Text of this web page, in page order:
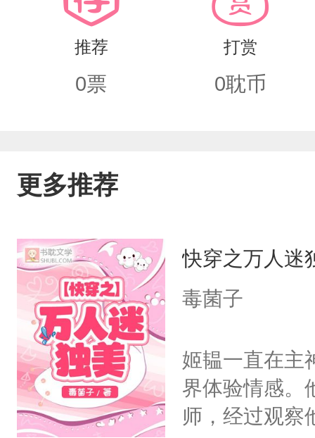
推荐
0票
打赏
0耽币
更多推荐
快穿之万人迷
毒菌子
姬韫一直在主
界体验情感。
师，经过观察